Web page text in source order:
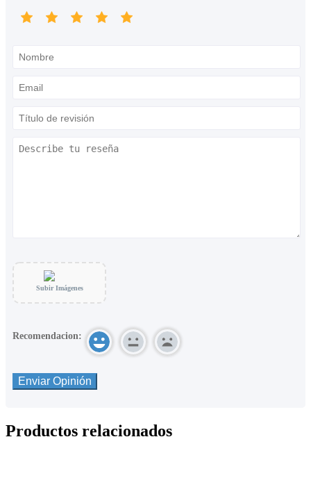
Subir Imágenes
Recomendacion:
Productos relacionados